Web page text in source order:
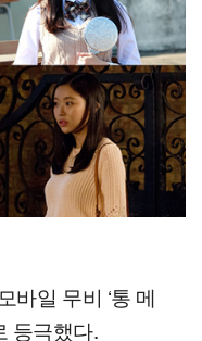
바일 무비 ‘통 메
등극했다.